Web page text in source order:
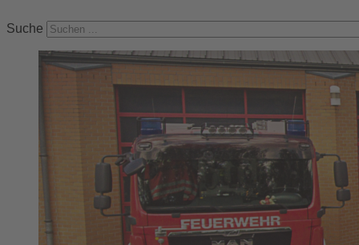
Suche